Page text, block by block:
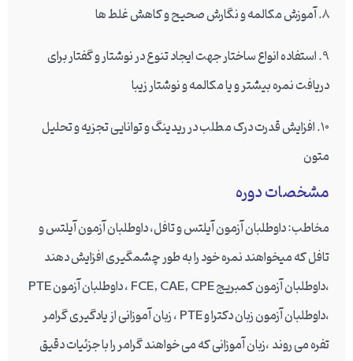
8. آموزش مکالمه و نگارش صحیح و کاهش غلط ها
9. استفاده انواع ساختار جهت ایجاد تنوع در نوشتار و گفتار برای
دریافت نمره بیشتر و یا مکالمه و نوشتار زیبا
10. افزایش قدرت درک مطلب در ریدینگ و توانایی تجزیه و تحلیل
متون
مشخصات دوره
مخاطب: داوطلبان آزمون آیلتس و تافل، داوطلبان آزمون آیلتس و
تافل که میخواهند نمره خود را به طور چشمگیری افزایش دهند
،داوطلبان آزمون کمبریج FCE, CAE, CPE ، داوطلبان آزمون PTE
،داوطلبان آزمون زبان دکترا و PTE ، زبان آموزانی از یادگیری گرامر
تفره می روند ،زبان آموزانی که می خواهند گرامر را با جزئیات دقیق